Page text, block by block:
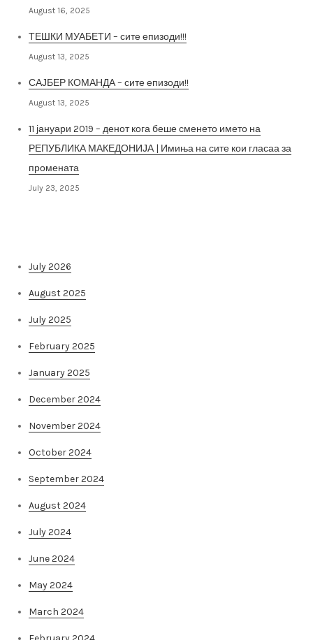
August 16, 2025
ТЕШКИ МУАБЕТИ – сите епизоди!!!
August 13, 2025
САЈБЕР КОМАНДА – сите епизоди!!
August 13, 2025
11 јануари 2019 – денот кога беше сменето името на
РЕПУБЛИКА МАКЕДОНИЈА | Имиња на сите кои гласаа за
промената
July 23, 2025
July 2026
August 2025
July 2025
February 2025
January 2025
December 2024
November 2024
October 2024
September 2024
August 2024
July 2024
June 2024
May 2024
March 2024